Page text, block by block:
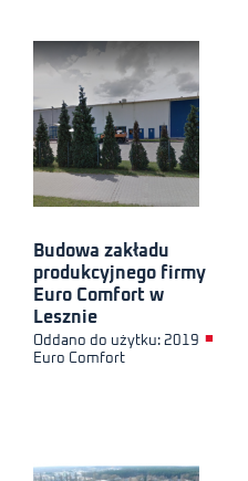
Budowa zakładu
produkcyjnego firmy
Euro Comfort w
Lesznie
Oddano do użytku: 2019 ■
Euro Comfort